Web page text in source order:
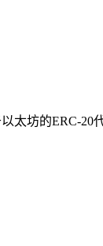
太坊的ERC-20